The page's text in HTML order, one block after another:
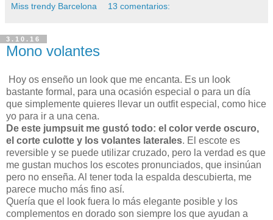
Miss trendy Barcelona 13 comentarios:
3.10.16
Mono volantes
Hoy os enseño un look que me encanta. Es un look
bastante formal, para una ocasión especial o para un día
que simplemente quieres llevar un outfit especial, como hice
yo para ir a una cena.
De este jumpsuit me gustó todo: el color verde oscuro,
el corte culotte y los volantes laterales. El escote es
reversible y se puede utilizar cruzado, pero la verdad es que
me gustan muchos los escotes pronunciados, que insinúan
pero no enseña. Al tener toda la espalda descubierta, me
parece mucho más fino así.
Quería que el look fuera lo más elegante posible y los
complementos en dorado son siempre los que ayudan a